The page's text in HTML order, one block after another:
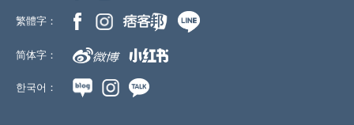
繁體字：
简体字：
한국어：